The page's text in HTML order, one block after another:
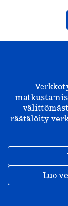
räätälöity
Luo